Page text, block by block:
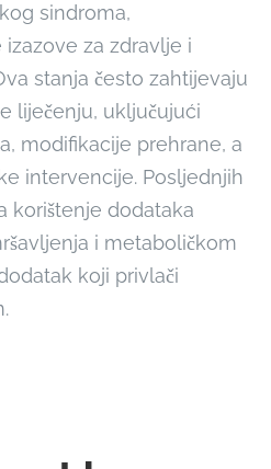
sindroma,
za zdravlje i
stanja često zahtijevaju
liječenju, uključujući
modifikacije prehrane, a
intervencije. Posljednjih
korištenje dodataka
i metaboličkom
koji privlači